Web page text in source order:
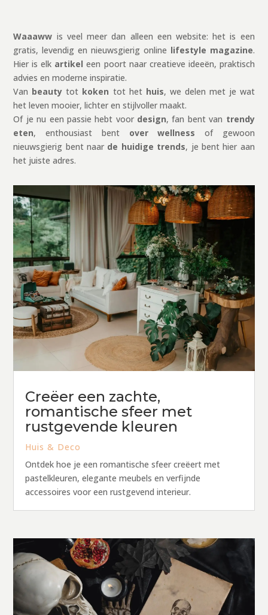
Waaaww is veel meer dan alleen een website: het is een
gratis, levendig en nieuwsgierig online lifestyle magazine.
Hier is elk artikel een poort naar creatieve ideeën, praktisch
advies en moderne inspiratie.
Van beauty tot koken tot het huis, we delen met je wat
het leven mooier, lichter en stijlvoller maakt.
Of je nu een passie hebt voor design, fan bent van trendy
eten, enthousiast bent over wellness of gewoon
nieuwsgierig bent naar de huidige trends, je bent hier aan
het juiste adres.
Creëer een zachte,
romantische sfeer met
rustgevende kleuren
Huis & Deco
Ontdek hoe je een romantische sfeer creëert met
pastelkleuren, elegante meubels en verfijnde
accessoires voor een rustgevend interieur.